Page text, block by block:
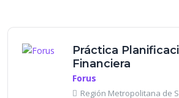
Práctica
Financiera
Forus
Región Metropolitana de